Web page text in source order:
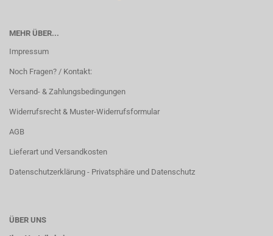
MEHR ÜBER...
Impressum
Noch Fragen? / Kontakt:
Versand- & Zahlungsbedingungen
Widerrufsrecht & Muster-Widerrufsformular
AGB
Lieferart und Versandkosten
Datenschutzerklärung - Privatsphäre und Datenschutz
ÜBER UNS